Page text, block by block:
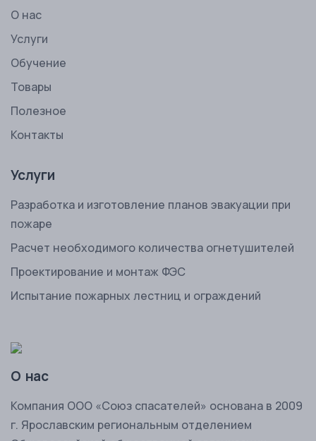
О нас
Услуги
Обучение
Товары
Полезное
Контакты
Услуги
Разработка и изготовление планов эвакуации при
пожаре
Расчет необходимого количества огнетушителей
Проектирование и монтаж ФЭС
Испытание пожарных лестниц и ограждений
О нас
Компания ООО «Союз спасателей» основана в 2009
г. Ярославским региональным отделением